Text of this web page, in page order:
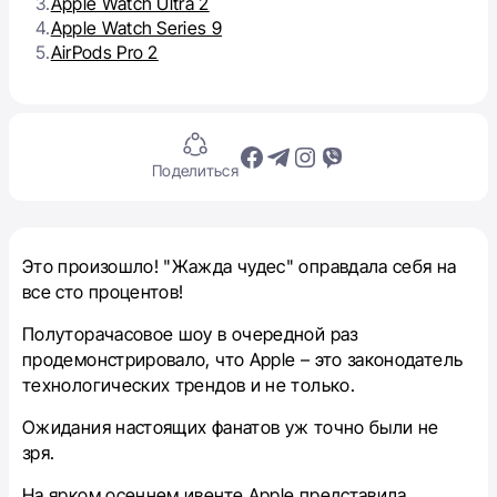
Поделиться
Это произошло! "Жажда чудес" оправдала себя на
все сто процентов!
Полуторачасовое шоу в очередной раз
продемонстрировало, что Apple – это законодатель
технологических трендов и не только.
Ожидания настоящих фанатов уж точно были не
зря.
4.Apple Watch Series 9
5.AirPods Pro 2